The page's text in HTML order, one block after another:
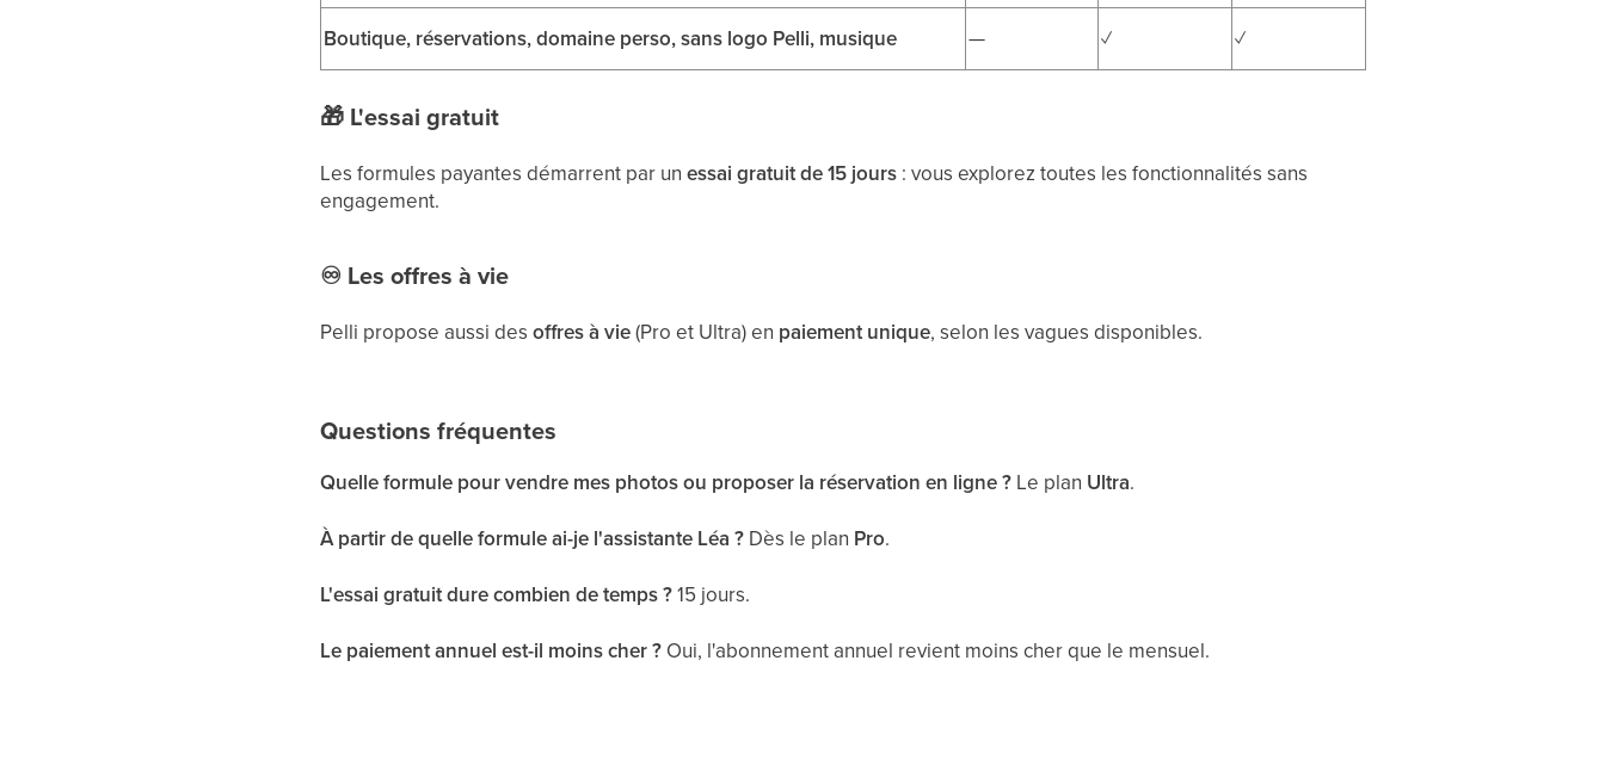
Boutique, réservations, domaine perso, sans logo Pelli, musique — ✓ ✓
🎁 L'essai gratuit
Les formules payantes démarrent par unessai gratuit de 15 jours : vous explorez toutes les fonctionnalités sans
engagement.
♾ Les offres à vie
Pelli propose aussi desoffres à vie(Pro et Ultra) en paiement unique, selon les vagues disponibles.
Questions fréquentes
Quelle formule pour vendre mes photos ou proposer la réservation en ligne ? Le plan Ultra.
À partir de quelle formule ai-je l'assistante Léa ? Dès le plan Pro.
L'essai gratuit dure combien de temps ?15 jours.
Le paiement annuel est-il moins cher ? Oui, l'abonnement annuel revient moins cher que le mensuel.